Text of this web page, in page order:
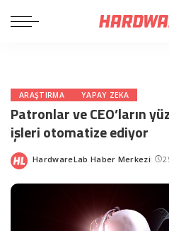
ARAŞTIRMA YAPAY ZEKA
Patronlar ve CEO’ların
işleri otomatize ediyor
Posted
HardwareLab Haber Merkezi